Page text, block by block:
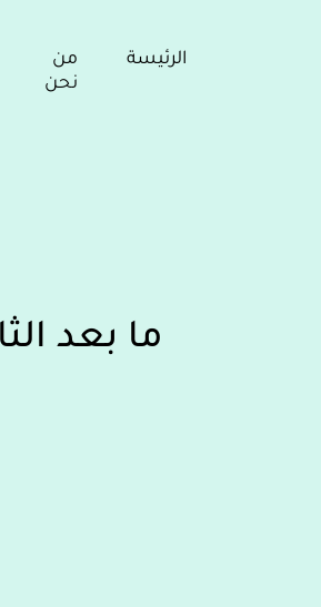
الرئيسة
من
نحن
ما بعد